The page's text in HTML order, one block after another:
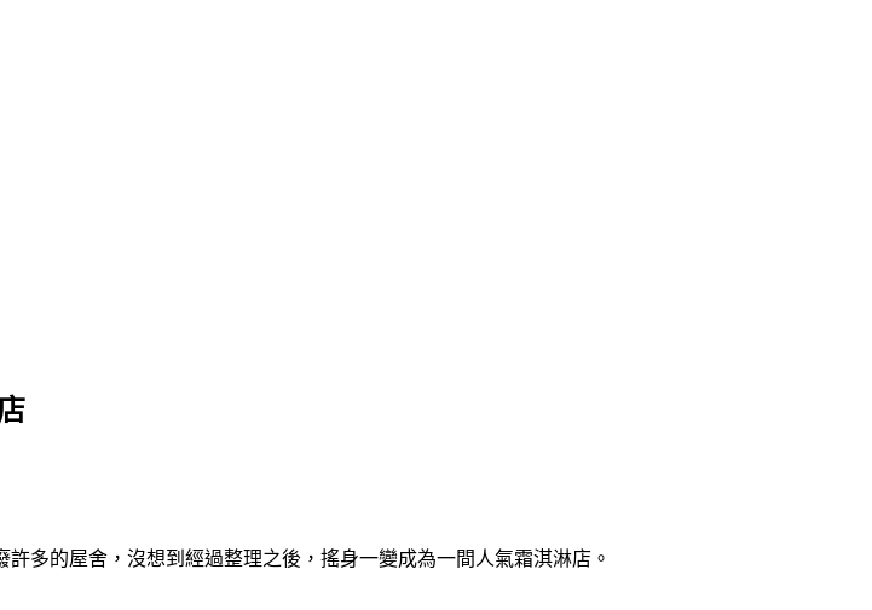
多的屋舍，沒想到經過整理之後，搖身一變成為一間人氣霜淇淋店。